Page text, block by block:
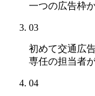
一つの広告枠
03
初めて交通広
専任の担当者
04